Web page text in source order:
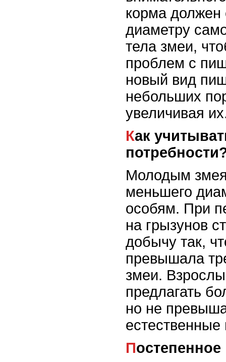
корма должен
диаметру
тела змеи,
проблем с
новый вид
небольших
увеличивая
Как учитывать возраст и
Молодым
меньшего
особям. При
на грызунов
добычу так,
превышала
змеи.
предлагать
но не